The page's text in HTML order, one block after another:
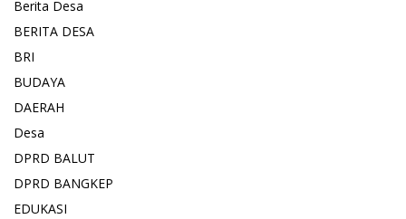
Berita Desa
BERITA DESA
BRI
BUDAYA
DAERAH
Desa
DPRD BALUT
DPRD BANGKEP
EDUKASI